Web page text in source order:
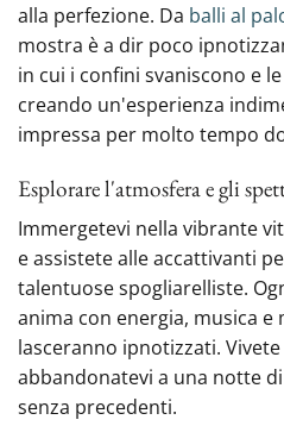
alla perfezione. Da balli al
mostra è a dir poco
in cui i confini svaniscono e
creando un'esperienza
impressa per molto tempo
Esplorare l'atmosfera e gli
Immergetevi nella vibrante
e assistete alle accattivanti
talentuose spogliarelliste.
anima con energia, musica e
lasceranno ipnotizzati.
abbandonatevi a una notte
senza precedenti.